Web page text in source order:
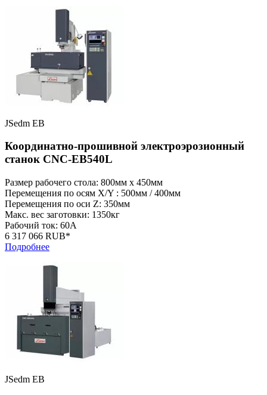
JSedm EB
Координатно-прошивной электроэрозионный
станок CNC-EB540L
Размер рабочего стола: 800мм x 450мм
Перемещения по осям X/Y : 500мм / 400мм
Перемещения по оси Z: 350мм
Макс. вес заготовки: 1350кг
Рабочий ток: 60А
6 317 066 RUB*
Подробнее
JSedm EB